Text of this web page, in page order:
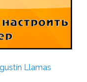
Llamas